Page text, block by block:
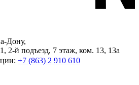
Дону,
2-й подъезд, 7 этаж, ком. 13, 13а
+7 (863) 2 910 610